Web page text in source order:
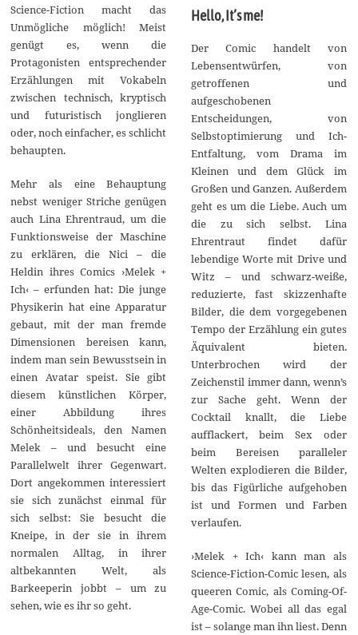
Science-Fiction macht das
Unmögliche möglich! Meist
genügt es, wenn die
Protagonisten entsprechender
Erzählungen mit Vokabeln
zwischen technisch, kryptisch
und futuristisch jonglieren
oder, noch einfacher, es schlicht
behaupten.
Mehr als eine Behauptung
nebst weniger Striche genügen
auch Lina Ehrentraud, um die
Funktionsweise der Maschine
zu erklären, die Nici – die
Heldin ihres Comics ›Melek +
Ich‹ – erfunden hat: Die junge
Physikerin hat eine Apparatur
gebaut, mit der man fremde
Dimensionen bereisen kann,
indem man sein Bewusstsein in
einen Avatar speist. Sie gibt
diesem künstlichen Körper,
einer Abbildung ihres
Schönheitsideals, den Namen
Melek – und besucht eine
Parallelwelt ihrer Gegenwart.
Dort angekommen interessiert
sie sich zunächst einmal für
sich selbst: Sie besucht die
Kneipe, in der sie in ihrem
normalen Alltag, in ihrer
altbekannten Welt, als
Barkeeperin jobbt – um zu
sehen, wie es ihr so geht.
Hello, It’s me!
Der Comic handelt von
Lebensentwürfen, von
getroffenen und
aufgeschobenen
Entscheidungen, von
Selbstoptimierung und Ich-
Entfaltung, vom Drama im
Kleinen und dem Glück im
Großen und Ganzen. Außerdem
geht es um die Liebe. Auch um
die zu sich selbst. Lina
Ehrentraut findet dafür
lebendige Worte mit Drive und
Witz – und schwarz-weiße,
reduzierte, fast skizzenhafte
Bilder, die dem vorgegebenen
Tempo der Erzählung ein gutes
Äquivalent bieten.
Unterbrochen wird der
Zeichenstil immer dann, wenn’s
zur Sache geht. Wenn der
Cocktail knallt, die Liebe
aufflackert, beim Sex oder
beim Bereisen paralleler
Welten explodieren die Bilder,
bis das Figürliche aufgehoben
ist und Formen und Farben
verlaufen.
›Melek + Ich‹ kann man als
Science-Fiction-Comic lesen, als
queeren Comic, als Coming-Of-
Age-Comic. Wobei all das egal
ist – solange man ihn liest. Denn